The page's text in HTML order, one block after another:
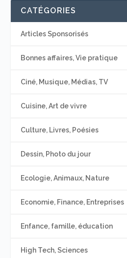
CATÉGORIES
Articles Sponsorisés
Bonnes affaires, Vie pratique
Ciné, Musique, Médias, TV
Cuisine, Art de vivre
Culture, Livres, Poésies
Dessin, Photo du jour
Ecologie, Animaux, Nature
Economie, Finance, Entreprises
Enfance, famille, éducation
High Tech, Sciences